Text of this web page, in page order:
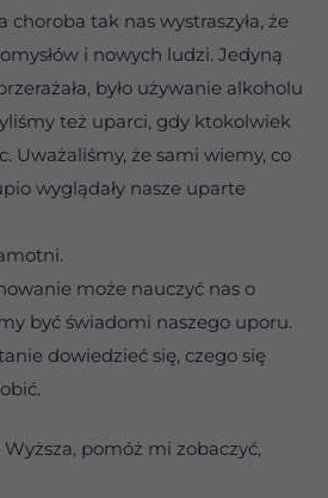
choroba tak nas wystraszyła, że
i nowych ludzi. Jedyną
było używanie alkoholu
też uparci, gdy ktokolwiek
Uważaliśmy, że sami wiemy, co
wyglądały nasze uparte
może nauczyć nas o
być świadomi naszego uporu.
dowiedzieć się, czego się
Wyższa, pomóż mi zobaczyć,